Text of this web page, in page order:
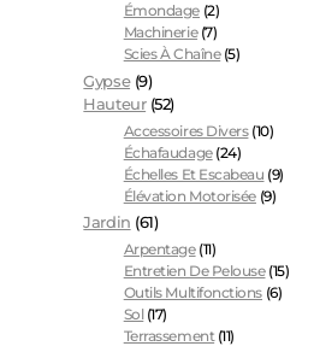
Émondage (2)
Machinerie (7)
Scies À Chaîne (5)
Gypse (9)
Hauteur (52)
Accessoires Divers (10)
Échafaudage (24)
Échelles Et Escabeau (9)
Élévation Motorisée (9)
Jardin (61)
Arpentage (11)
Entretien De Pelouse (15)
Outils Multifonctions (6)
Sol (17)
Terrassement (11)